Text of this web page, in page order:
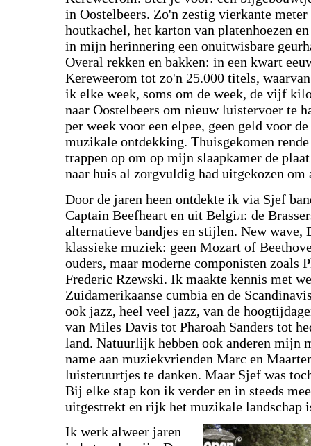
in Oostelbeers. Zo'n zestig vierkante
houtkachel, het karton van platenhoezen
in mijn herinnering een onuitwisbare
Overal rekken en bakken: in een kwart
Kereweerom tot zo'n 25.000 titels,
ik elke week, soms om de week, de vijf
naar Oostelbeers om nieuw luistervoer te
per week voor een elpee, geen geld voor
muzikale ontdekking. Thuisgekomen
trappen op om op mijn slaapkamer de
naar huis al zorgvuldig had uitgekozen om
Door de jaren heen ontdekte ik via Sjef
Captain Beefheart en uit Belgiл: de
alternatieve bandjes en stijlen. New wave,
klassieke muziek: geen Mozart of
ouders, maar moderne componisten zoals
Frederic Rzewski. Ik maakte kennis met
Zuidamerikaanse cumbia en de
ook jazz, heel veel jazz, van de
van Miles Davis tot Pharoah Sanders tot
land. Natuurlijk hebben ook anderen mijn
name aan muziekvrienden Marc en
luisteruurtjes te danken. Maar Sjef was
Bij elke stap kon ik verder en in steeds
uitgestrekt en rijk het muzikale landschap
Ik werk alweer jaren